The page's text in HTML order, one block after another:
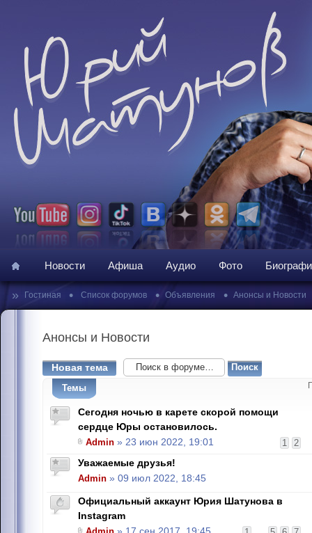
Новости Афиша Аудио Фото
» Гостиная • Список форумов • Объявления • Анонсы и Новости
Анонсы и Новости
Новая тема
Темы
Сегодня ночью в карете скорой помощи
сердце Юры остановилось.
1 2
Admin » 23 июн 2022, 19:01
Уважаемые друзья!
Admin » 09 июл 2022, 18:45
Официальный аккаунт Юрия Шатунова в
Instagram